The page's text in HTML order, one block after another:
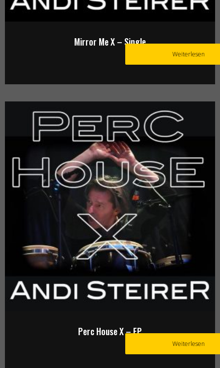
Mirror Me X – Single
Weiterlesen
Perc House X – EP
Weiterlesen